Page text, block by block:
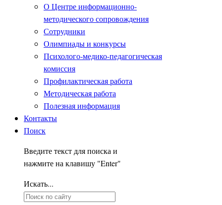
О Центре информационно-
методического сопровождения
Сотрудники
Олимпиады и конкурсы
Психолого-медико-педагогическая
комиссия
Профилактическая работа
Методическая работа
Полезная информация
Контакты
Поиск
Введите текст для поиска и
нажмите на клавишу "Enter"
Искать...